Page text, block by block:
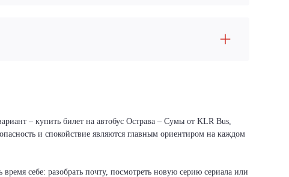
– купить билет на автобус Острава – Сумы от KLR Bus,
и спокойствие являются главным ориентиром на каждом
себе: разобрать почту, посмотреть новую серию сериала или